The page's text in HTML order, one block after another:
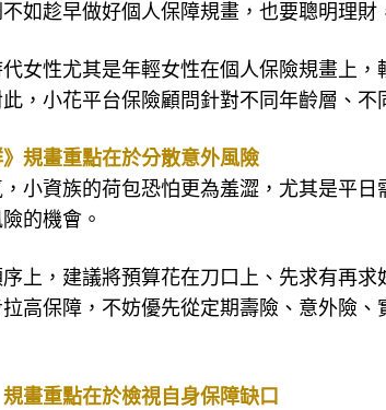
如趁早做好個人保障規畫，也要聰明理財
女性尤其是年輕女性在個人保險規畫上
，小花平台保險顧問針對不同年齡層、
規畫重點在於分散意外風險
小資族的荷包恐怕更為羞澀，尤其是平
的機會。
上，建議將預算花在刀口上、先求有再
高保障，不妨優先從定期壽險、意外險
畫重點在於檢視自身保障缺口